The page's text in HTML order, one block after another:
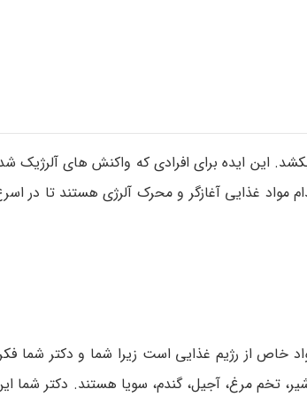
این ایده برای افرادی که واکنش های آلرژیک
مواد غذایی آغازگر و محرک آلرژی هستند تا در
خاص از رژیم غذایی است زیرا شما و دکتر شما
تخم مرغ، آجیل، گندم، سویا هستند. دکتر شما